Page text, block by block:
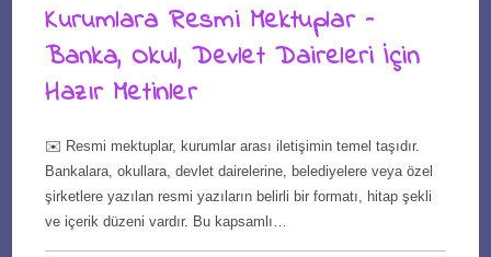
Kurumlara Resmi Mektuplar –
Banka, Okul, Devlet Daireleri İçin
Hazır Metinler
✉️ Resmi mektuplar, kurumlar arası iletişimin temel taşıdır.
Bankalara, okullara, devlet dairelerine, belediyelere veya özel
şirketlere yazılan resmi yazıların belirli bir formatı, hitap şekli
ve içerik düzeni vardır. Bu kapsamlı…